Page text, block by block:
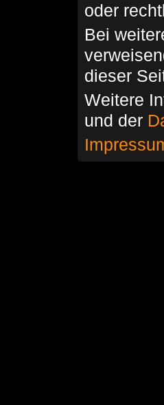
oder
Bei
dieser
Weitere
und der